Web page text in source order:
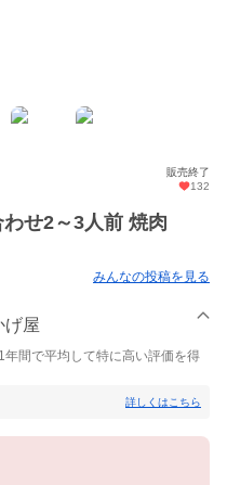
販売終了
132
せ2～3人前 焼肉
みんなの投稿を見る
げ屋
間で平均して特に高い評価を得
詳しくはこちら